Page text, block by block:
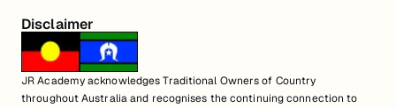
Disclaimer
JR Academy acknowledges Traditional Owners of Country
throughout Australia and recognises the continuing connection to